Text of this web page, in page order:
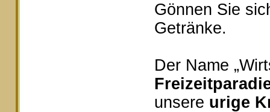
Gönnen Sie
Getränke.
Der Name
unsere urige